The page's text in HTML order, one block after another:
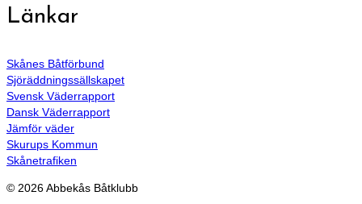
Länkar
Skånes Båtförbund
Sjöräddningssällskapet
Svensk Väderrapport
Dansk Väderrapport
Jämför väder
Skurups Kommun
Skånetrafiken
© 2026 Abbekås Båtklubb